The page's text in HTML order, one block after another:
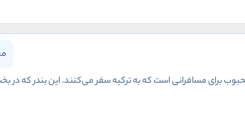
برای مسافرانی است که به ترکیه سفر می‌کنند. این بندر که در